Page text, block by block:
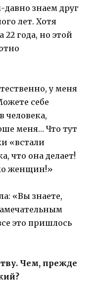
знаем друг
лет. Хотя
года, но этой
у меня
себе
человека,
меня… Что тут
«встали
что она делает!
женщин!»
«Вы знаете,
это пришлось
Чем, прежде